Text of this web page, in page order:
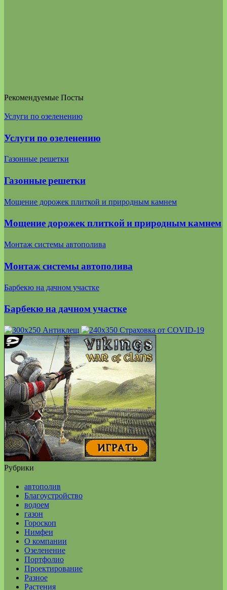
Рекомендуемые Посты
Услуги по озеленению
Услуги по озеленению
Газонные решетки
Газонные решетки
Мощение дорожек плиткой и природным камнем
Мощение дорожек плиткой и природным камнем
Монтаж системы автополива
Монтаж системы автополива
Барбекю на дачном участке
Барбекю на дачном участке
Рубрики
автополив
Благоустройство
водоем
газон
Гороскоп
Нимфеи
О компании
Озеленение
Портфолио
Проектирование
Разное
Растения